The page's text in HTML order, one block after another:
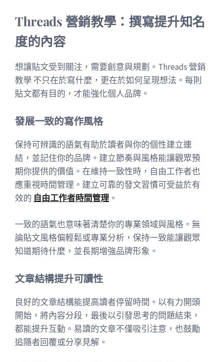
Threads 營銷教學：撰寫提升知名
度的內容
想讓貼文受到關注，需要創意與規劃。Threads 營銷
教學 不只在於寫什麼，更在於如何呈現想法。每則
貼文都有目的，才能強化個人品牌。
發展一致的寫作風格
保持可辨識的語氣有助於讀者與你的個性建立連
結，並記住你的品牌。建立節奏與風格能讓觀眾預
期你提供的價值。在維持一致性時，自由工作者也
應重視時間管理。建立可靠的發文習慣可受益於有
效的 自由工作者時間管理 。
一致的語氣也意味著清楚你的專業領域與風格。無
論貼文風格偏輕鬆或專業分析，保持一致能讓觀眾
知道期待什麼，並長期增強品牌形象。
文章結構提升可讀性
良好的文章結構能提高讀者停留時間。以有力開頭
開始，將內容分段，最後以引發思考的問題結束，
都能提升互動。易讀的文章不僅吸引注意，也鼓勵
追隨者回覆或分享見解。